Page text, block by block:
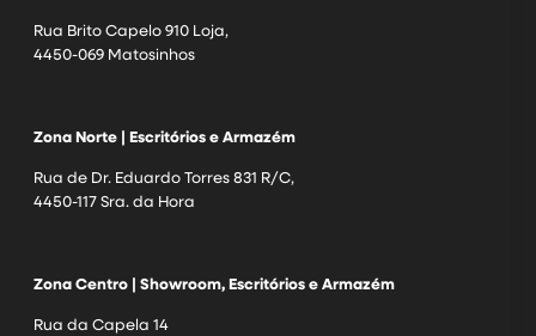
Rua Brito Capelo 910 Loja,
4450-069 Matosinhos
Zona Norte | Escritórios e Armazém
Rua de Dr. Eduardo Torres 831 R/C,
4450-117 Sra. da Hora
Zona Centro | Showroom, Escritórios e Armazém
Rua da Capela 14